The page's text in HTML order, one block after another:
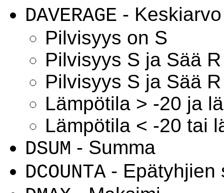
DAVERAGE - Keskiarvo
Pilvisyys on S
Pilvisyys S ja Sää R
Pilvisyys S ja Sää
Lämpötila > -20 ja
Lämpötila < -20 tai
DSUM - Summa
DCOUNTA- Epätyhjien